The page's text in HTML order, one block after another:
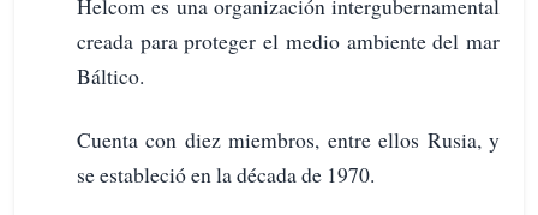
Helcom es una organización intergubernamental
creada para proteger el medio ambiente del mar
Báltico.
Cuenta con diez miembros, entre ellos Rusia, y
se estableció en la década de 1970.